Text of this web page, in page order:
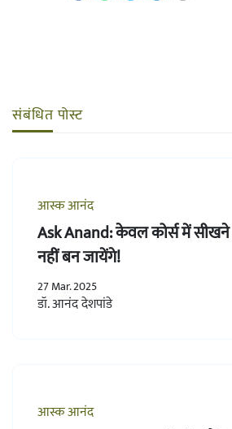
संबंधित पोस्ट
आस्क आनंद
Ask Anand: केवल कोर्स में
नहीं बन जायेंगे!
27 Mar. 2025
डॉ. आनंद देशपांडे
आस्क आनंद